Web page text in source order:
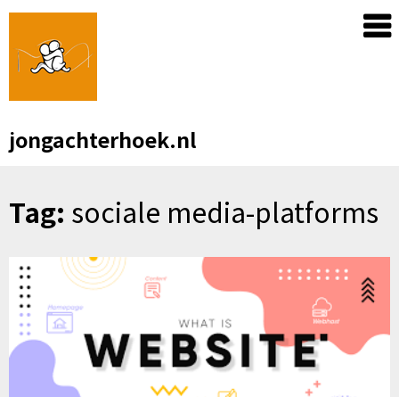
Skip
content
jongachterhoek.nl
Tag: sociale media-platforms